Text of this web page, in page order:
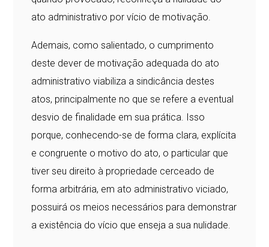
ato administrativo por vício de motivação.
Ademais, como salientado, o cumprimento
deste dever de motivação adequada do ato
administrativo viabiliza a sindicância destes
atos, principalmente no que se refere a eventual
desvio de finalidade em sua prática. Isso
porque, conhecendo-se de forma clara, explícita
e congruente o motivo do ato, o particular que
tiver seu direito à propriedade cerceado de
forma arbitrária, em ato administrativo viciado,
possuirá os meios necessários para demonstrar
a existência do vício que enseja a sua nulidade.